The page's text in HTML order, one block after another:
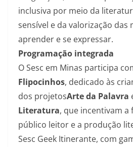
inclusiva por meio da
sensível e da valorização
aprender e se expressar.
Programação integrada
O Sesc em Minas participa
Flipocinhos, dedicado às
dos projetosArte da Palavra
Literatura, que incentivam a
público leitor e a produção
Sesc Geek Itinerante, com